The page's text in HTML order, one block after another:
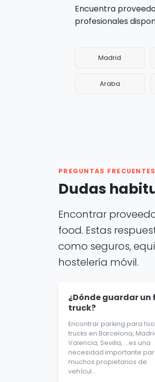
Encuentra
profesionales
Madrid
Araba
PREGUNTAS FRECUENTES
Dudas
Encontrar
food. Estas
como seguros,
hostelería móvil.
¿Dónde guardar un
truck?
Encontrar parking para
trucks en Barcelona,
Valencia, Sevilla, …es una
necesidad importante
muchos propietarios de
vehícul...